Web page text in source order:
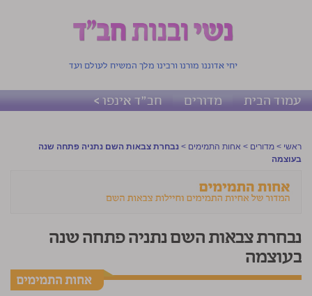
יחי אדוננו מורנו ורבינו מלך המשיח לעולם ועד
עמוד הבית מדורים חב"ד אינפו >
ראשי > מדורים > אחות התמימים > נבחרת צבאות השם נתניה פתחה שנה
בעוצמה
נבחרת צבאות השם נתניה פתחה שנה
בעוצמה